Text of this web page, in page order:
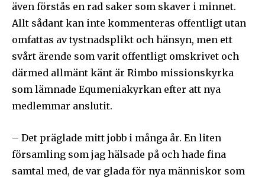
även förstås en rad saker som skaver i minnet.
Allt sådant kan inte kommenteras offentligt utan
omfattas av tystnadsplikt och hänsyn, men ett
svårt ärende som varit offentligt omskrivet och
därmed allmänt känt är Rimbo missionskyrka
som lämnade Equmeniakyrkan efter att nya
medlemmar anslutit.
– Det präglade mitt jobb i många år. En liten
församling som jag hälsade på och hade fina
samtal med, de var glada för nya människor som